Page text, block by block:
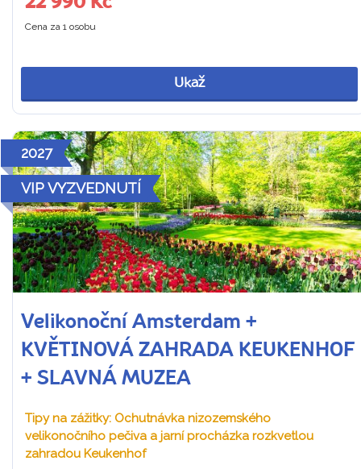
Cena za 1 osobu
Ukaž
2027
VIP VYZVEDNUTÍ
Velikonoční Amsterdam +
KVĚTINOVÁ ZAHRADA KEUKENHOF
+ SLAVNÁ MUZEA
Tipy na zážitky: Ochutnávka nizozemského
velikonočního pečiva a jarní procházka rozkvetlou
zahradou Keukenhof